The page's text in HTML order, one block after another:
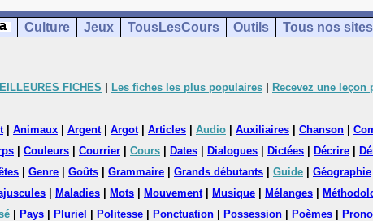
Culture Jeux TousLesCours Outils Tous nos sites
FICHES Les fiches les plus populaires Recevez une leçon
| Animaux Argent| Argot| Articles Audio Auxiliaires Chanson
Couleurs Courrier Cours Dates Dialogues Dictées Décrire
Genre Goûts Grammaire Grands débutants Guide Géographie
Maladies Mots Mouvement| Musique Mélanges
Pays Pluriel Politesse Ponctuation Possession Poèmes